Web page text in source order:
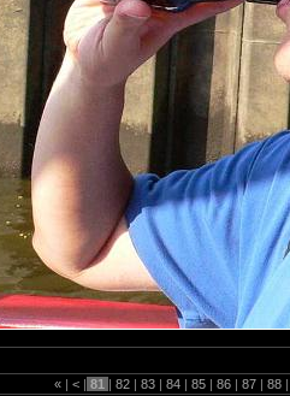
« | < | 81 | 82 | 83 | 84 | 85 | 86 | 87 | 88 |